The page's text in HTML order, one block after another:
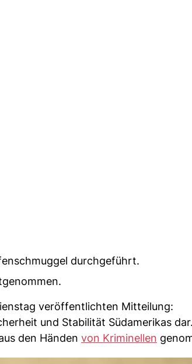
durchgeführt.
veröffentlichten Mitteilung:
und Stabilität Südamerikas
den Händen von Kriminellen